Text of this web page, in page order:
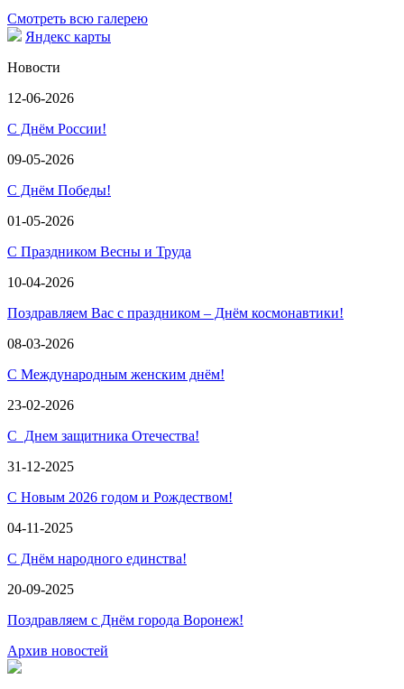
Смотреть всю галерею
Яндекс карты
Новости
12-06-2026
С Днём России!
09-05-2026
С Днём Победы!
01-05-2026
С Праздником Весны и Труда
10-04-2026
Поздравляем Вас с праздником – Днём космонавтики!
08-03-2026
С Международным женским днём!
23-02-2026
С Днем защитника Отечества!
31-12-2025
С Новым 2026 годом и Рождеством!
04-11-2025
С Днём народного единства!
20-09-2025
Поздравляем с Днём города Воронеж!
Архив новостей